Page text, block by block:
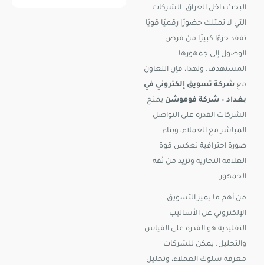
البحث داخل العراق. الشركات
التي لا تمتلك حضورًا رقميًا قويًا
تفقد جزءًا كبيرًا من فرص
الوصول إلى جمهورها
المستهدف. ولهذا، فإن التعاون
مع شركة تسويق إلكتروني في
بغداد – شركة فوموشن يمنح
الشركات القدرة على التواصل
المباشر مع العملاء، وبناء
صورة احترافية تعكس قوة
العلامة التجارية وتزيد من ثقة
الجمهور.
من أهم ما يميز التسويق
الإلكتروني عن الأساليب
التقليدية هو القدرة على القياس
والتحليل. يمكن للشركات
معرفة سلوك العملاء، وتحليل